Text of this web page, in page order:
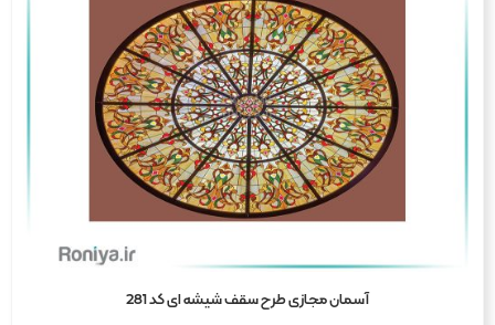
آسمان مجازی طرح سقف شیشه ای کد 281